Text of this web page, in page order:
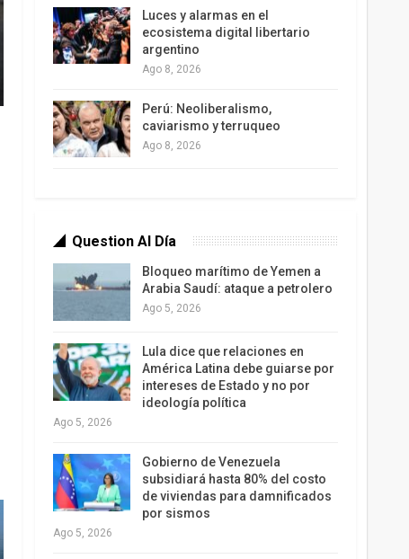
Luces y alarmas en el
ecosistema digital libertario
argentino
Ago 8, 2026
Perú: Neoliberalismo,
caviarismo y terruqueo
Ago 8, 2026
Question Al Día
Bloqueo marítimo de Yemen a
Arabia Saudí: ataque a petrolero
Ago 5, 2026
Lula dice que relaciones en
América Latina debe guiarse por
intereses de Estado y no por
ideología política
Ago 5, 2026
Gobierno de Venezuela
subsidiará hasta 80% del costo
de viviendas para damnificados
por sismos
Ago 5, 2026